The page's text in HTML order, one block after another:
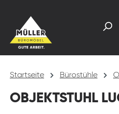
Startseite Bürostühle
OBJEKTSTUHL